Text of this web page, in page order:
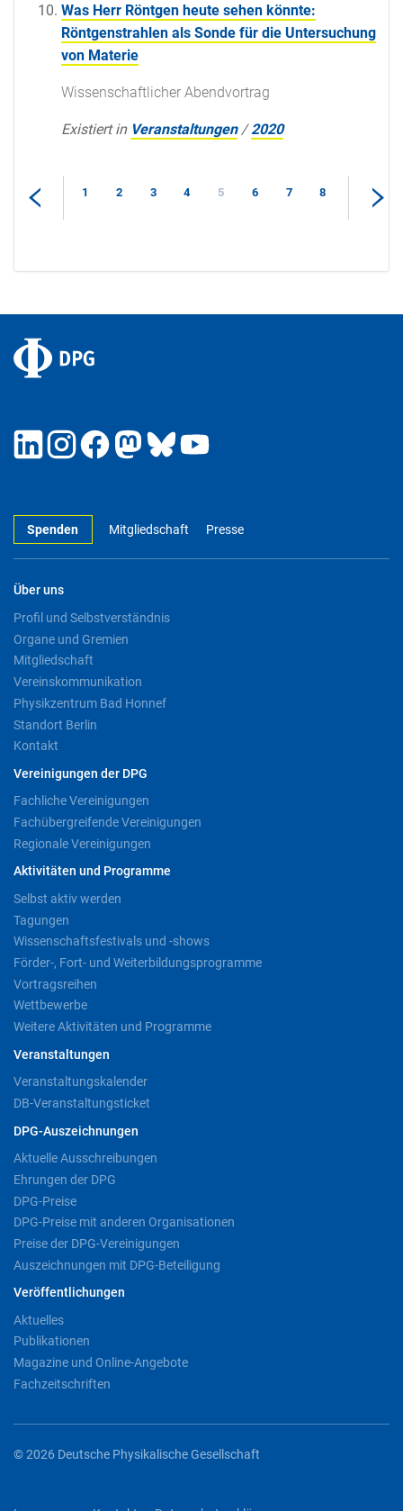
Was Herr Röntgen heute sehen könnte:
Röntgenstrahlen als Sonde für die Untersuchung
von Materie
Wissenschaftlicher Abendvortrag
Existiert in Veranstaltungen /2020
1 2 3 4 5 6 7 8
Spenden Mitgliedschaft Presse
Über uns
Profil und Selbstverständnis
Organe und Gremien
Mitgliedschaft
Vereinskommunikation
Physikzentrum Bad Honnef
Standort Berlin
Kontakt
Vereinigungen der DPG
Fachliche Vereinigungen
Fachübergreifende Vereinigungen
Regionale Vereinigungen
Aktivitäten und Programme
Selbst aktiv werden
Tagungen
Wissenschaftsfestivals und -shows
Förder-, Fort- und Weiterbildungsprogramme
Vortragsreihen
Wettbewerbe
Weitere Aktivitäten und Programme
Veranstaltungen
Veranstaltungskalender
DB-Veranstaltungsticket
DPG-Auszeichnungen
Aktuelle Ausschreibungen
Ehrungen der DPG
DPG-Preise
DPG-Preise mit anderen Organisationen
Preise der DPG-Vereinigungen
Auszeichnungen mit DPG-Beteiligung
Veröffentlichungen
Aktuelles
Publikationen
Magazine und Online-Angebote
Fachzeitschriften
© 2026 Deutsche Physikalische Gesellschaft